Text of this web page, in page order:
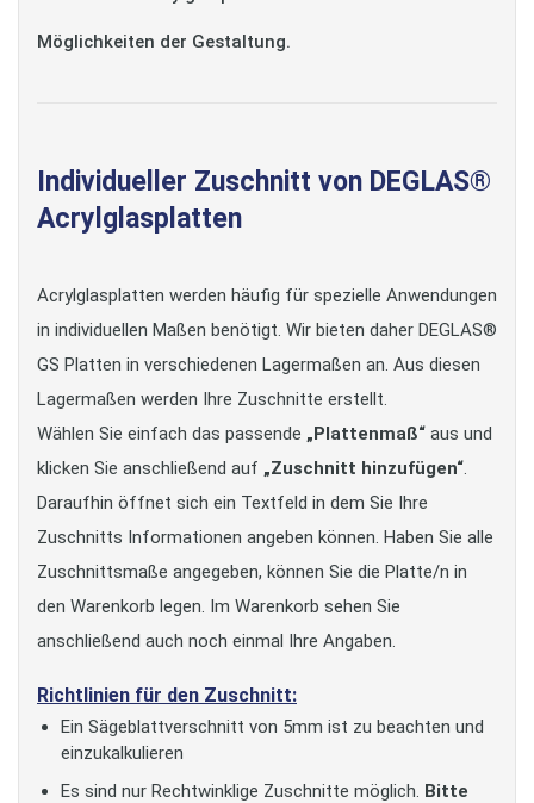
Möglichkeiten der Gestaltung.
Individueller Zuschnitt von DEGLAS®
Acrylglasplatten
Acrylglasplatten werden häufig für spezielle Anwendungen
in individuellen Maßen benötigt. Wir bieten daher DEGLAS®
GS Platten in verschiedenen Lagermaßen an. Aus diesen
Lagermaßen werden Ihre Zuschnitte erstellt.
Wählen Sie einfach das passende „Plattenmaß“ aus und
klicken Sie anschließend auf „Zuschnitt hinzufügen“.
Daraufhin öffnet sich ein Textfeld in dem Sie Ihre
Zuschnitts Informationen angeben können. Haben Sie alle
Zuschnittsmaße angegeben, können Sie die Platte/n in
den Warenkorb legen. Im Warenkorb sehen Sie
anschließend auch noch einmal Ihre Angaben.
Richtlinien für den Zuschnitt:
Ein Sägeblattverschnitt von 5mm ist zu beachten und
einzukalkulieren
Es sind nur Rechtwinklige Zuschnitte möglich. Bitte